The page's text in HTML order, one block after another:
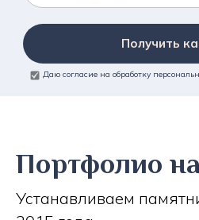
Получить
Даю согласие на обработку
Портфолио
Устанавливаем